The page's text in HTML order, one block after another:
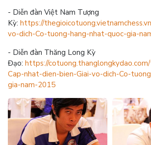
- Diễn đàn Việt Nam Tượng
Kỳ: https://
vo-dich-Co-tuong-hang-nhat-quoc-gia-
- Diễn đàn Thăng Long Kỳ
Đạo: https://
Cap-nhat-dien-bien-Giai-vo-dich-Co-
gia-nam-2015